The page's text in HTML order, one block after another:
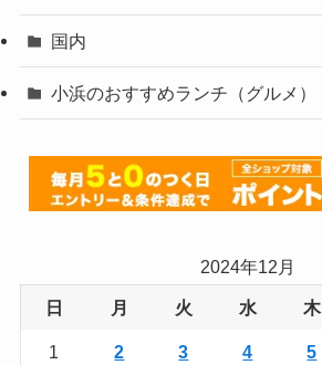
国内
小浜のおすすめランチ（グルメ）
2024年12月
日 月 火 水 木
1 2 3 4 5